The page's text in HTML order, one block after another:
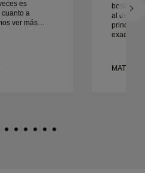
es
a
ver más
boda. Su
al detalle
principio